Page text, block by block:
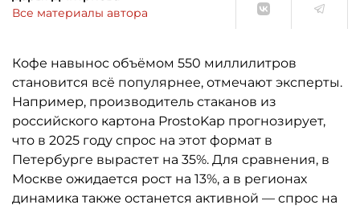
Все материалы автора
Кофе навынос объёмом 550 миллилитров
становится всё популярнее, отмечают эксперты.
Например, производитель стаканов из
российского картона ProstoKap прогнозирует,
что в 2025 году спрос на этот формат в
Петербурге вырастет на 35%. Для сравнения, в
Москве ожидается рост на 13%, а в регионах
динамика также останется активной — спрос на